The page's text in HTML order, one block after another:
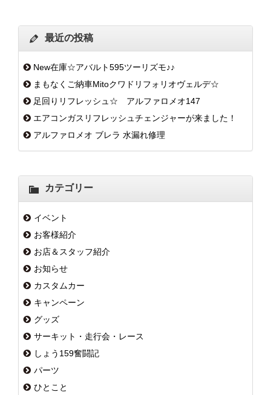
最近の投稿
New在庫☆アバルト595ツーリズモ♪♪
まもなくご納車Mitoクワドリフォリオヴェルデ☆
足回りリフレッシュ☆ アルファロメオ147
エアコンガスリフレッシュチェンジャーが来ました！
アルファロメオ ブレラ 水漏れ修理
カテゴリー
イベント
お客様紹介
お店＆スタッフ紹介
お知らせ
カスタムカー
キャンペーン
グッズ
サーキット・走行会・レース
しょう159奮闘記
パーツ
ひとこと